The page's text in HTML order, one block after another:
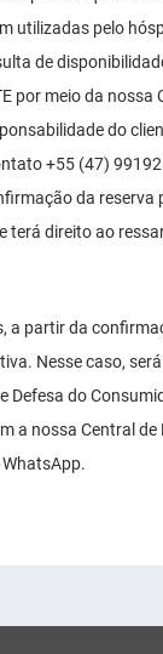
utilizadas pelo
de
por meio da
do
+55 (47)
da reserva
terá direito ao
a partir da
Nesse caso,
Defesa do
a nossa Central de